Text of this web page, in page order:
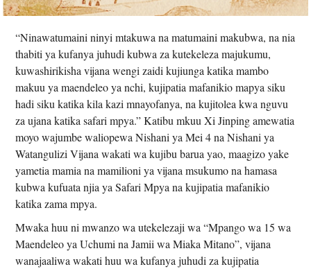
“Ninawatumaini ninyi mtakuwa na matumaini makubwa, na nia
thabiti ya kufanya juhudi kubwa za kutekeleza majukumu,
kuwashirikisha vijana wengi zaidi kujiunga katika mambo
makuu ya maendeleo ya nchi, kujipatia mafanikio mapya siku
hadi siku katika kila kazi mnayofanya, na kujitolea kwa nguvu
za ujana katika safari mpya.” Katibu mkuu Xi Jinping amewatia
moyo wajumbe waliopewa Nishani ya Mei 4 na Nishani ya
Watangulizi Vijana wakati wa kujibu barua yao, maagizo yake
yametia mamia na mamilioni ya vijana msukumo na hamasa
kubwa kufuata njia ya Safari Mpya na kujipatia mafanikio
katika zama mpya.
Mwaka huu ni mwanzo wa utekelezaji wa “Mpango wa 15 wa
Maendeleo ya Uchumi na Jamii wa Miaka Mitano”, vijana
wanajaaliwa wakati huu wa kufanya juhudi za kujipatia